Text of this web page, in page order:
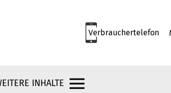
Verbrauchertelefon
INHALTE